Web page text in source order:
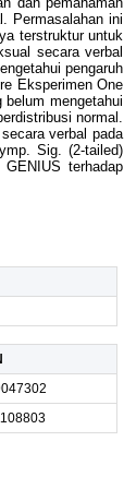
Permasalahan ini
terstruktur untuk
secara verbal
pengaruh
Eksperimen One
mengetahui
normal.
verbal pada
Sig. (2-tailed)
terhadap